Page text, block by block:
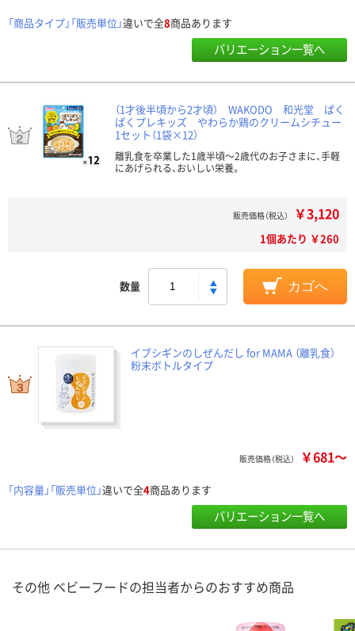
「商品タイプ」「販売単位」違いで全8商品あります
バリエーション一覧へ
（1才後半頃から2才頃） WAKODO 和光堂 ぱく
ぱくプレキッズ やわらか鶏のクリームシチュー
1セット（1袋×12）
離乳食を卒業した1歳半頃～2歳代のお子さまに、手軽
にあげられる、おいしい栄養。
販売価格（税込） ￥3,120
1個あたり ￥260
数量 カゴへ
イブシギンのしぜんだし for MAMA （離乳食）
粉末ボトルタイプ
販売価格（税込） ￥681～
「内容量」「販売単位」違いで全4商品あります
バリエーション一覧へ
その他 ベビーフードの担当者からのおすすめ商品